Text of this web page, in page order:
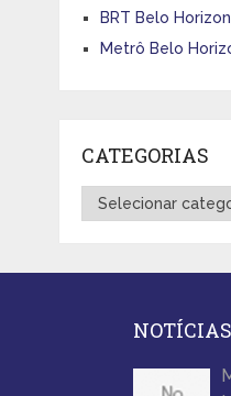
BRT Belo
Metrô Belo
CATEGORIAS
Categorias